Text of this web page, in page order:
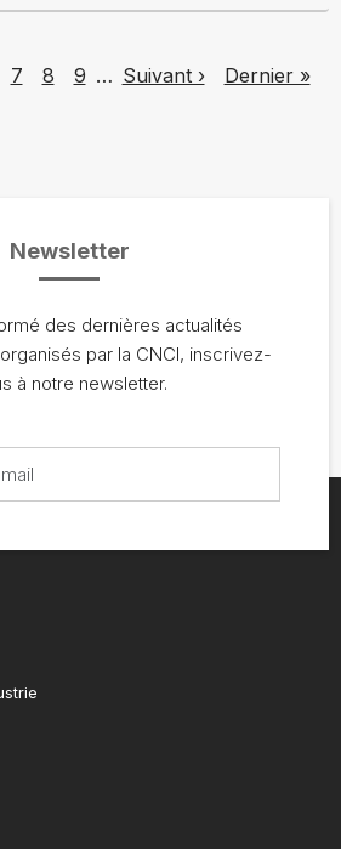
Page
7 Page
8 Page
9 … Next page
Suivant › Last page
Dernier »
Newsletter
des dernières actualités
par la CNCI, inscrivez-
à notre newsletter.